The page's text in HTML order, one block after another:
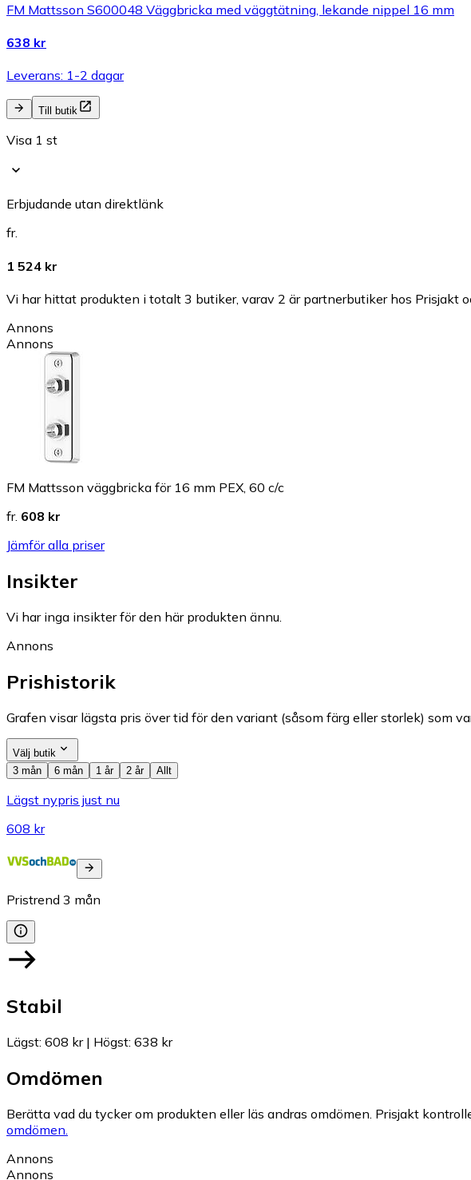
FM Mattsson S600048 Väggbricka med väggtätning, lekande nippel 16 mm
638 kr
Leverans: 1-2 dagar
Till butik
Visa 1 st
Erbjudande utan direktlänk
fr.
1 524 kr
Vi har hittat produkten i totalt 3 butiker, varav 2 är partnerbutiker hos Prisjakt
Annons
Annons
FM Mattsson väggbricka för 16 mm PEX, 60 c/c
fr. 608 kr
Jämför alla priser
Insikter
Vi har inga insikter för den här produkten ännu.
Annons
Prishistorik
Grafen visar lägsta pris över tid för den variant (såsom färg eller storlek) som
Välj butik
3 mån
6 mån 1 år 2 år Allt
Lägst nypris just nu
608 kr
Pristrend 3 mån
Stabil
Lägst: 608 kr| Högst: 638 kr
Omdömen
Berätta vad du tycker om produkten eller läs andras omdömen. Prisjakt
omdömen.
Annons
Annons